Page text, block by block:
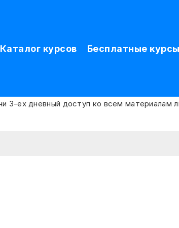
Каталог курсов Бесплатные курсы